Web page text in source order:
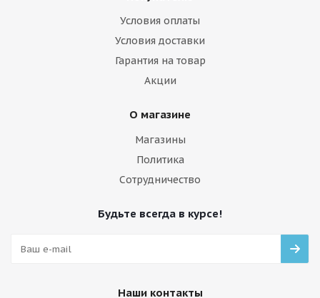
Условия оплаты
Условия доставки
Гарантия на товар
Акции
О магазине
Магазины
Политика
Сотрудничество
Будьте всегда в курсе!
Наши контакты